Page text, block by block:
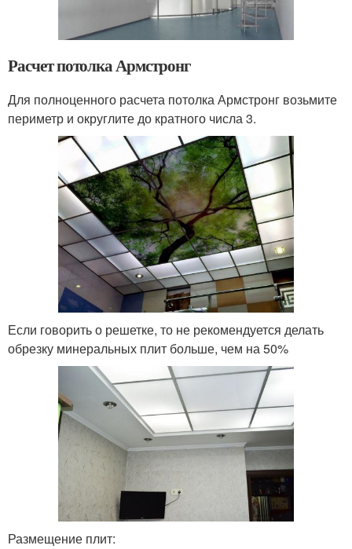
Расчет потолка Армстронг
Для полноценного расчета потолка Армстронг возьмите
периметр и округлите до кратного числа 3.
Если говорить о решетке, то не рекомендуется делать
обрезку минеральных плит больше, чем на 50%
Размещение плит: